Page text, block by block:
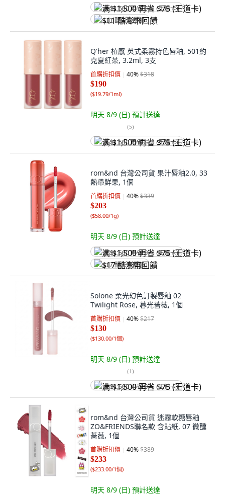
满 $1,500 再省 $75 (王道卡)
$11 酷澎幣回饋
Q'her 植感 英式柔霧持色唇釉, 501約
克夏紅茶, 3.2ml, 3支
首購折扣價 40%$318
$190
($19.79/1ml)
明天 8/9 (日) 預計送達
(5)
满 $1,500 再省 $75 (王道卡)
rom&nd 台灣公司貨 果汁唇釉2.0, 33
熱帶鮮果, 1個
首購折扣價 40%$339
$203
($58.00/1g)
明天 8/9 (日) 預計送達
满 $1,500 再省 $75 (王道卡)
$17 酷澎幣回饋
Solone 柔光幻色訂製唇釉 02
Twilight Rose, 暮光薔薇, 1個
首購折扣價 40%$217
$130
($130.00/1個)
明天 8/9 (日) 預計送達
(1)
满 $1,500 再省 $75 (王道卡)
rom&nd 台灣公司貨 迷霧軟糖唇釉
ZO&FRIENDS聯名款 含貼紙, 07 微醺
薔薇, 1個
首購折扣價 40%$389
$233
($233.00/1個)
明天 8/9 (日) 預計送達